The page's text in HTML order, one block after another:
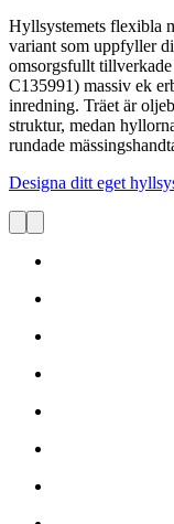
Hyllsystemets flexibla
variant som uppfyller
omsorgsfullt
C135991) massiv ek
inredning. Träet är
struktur, medan
rundade
Designa ditt eget